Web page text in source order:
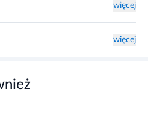
więcej
więcej